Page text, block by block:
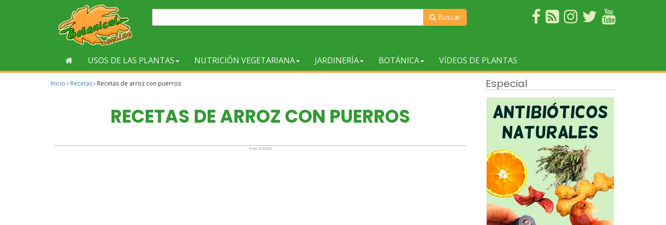
Buscar
USOS DE LAS PLANTAS NUTRICIÓN VEGETARIANA JARDINERÍA BOTÁNICA VÍDEOS DE PLANTAS
Inicio › Recetas› Recetas de arroz con puerros
RECETAS DE ARROZ CON PUERROS
Especial